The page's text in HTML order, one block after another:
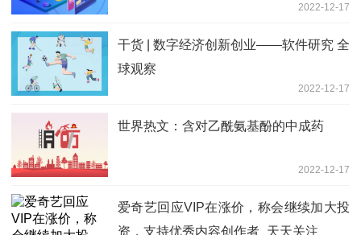
2022-12-17
干货 | 数字经济创新创业——软件研究 全
球观察
2022-12-17
世界热文：含对乙酰氨基酚的中成药
2022-12-17
爱奇艺回应VIP在涨价，称会继续加大投
资，支持优秀内容创作者_天天关注